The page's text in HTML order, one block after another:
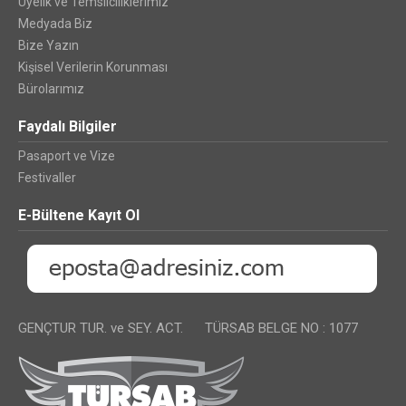
Medyada Biz
Bize Yazın
Kişisel Verilerin Korunması
Bürolarımız
Faydalı Bilgiler
Pasaport ve Vize
Festivaller
E-Bültene Kayıt Ol
GENÇTUR TUR. ve SEY. ACT. TÜRSAB BELGE NO : 1077